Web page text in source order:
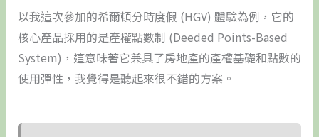
以我這次參加的希爾頓分時度假 (HGV) 體驗為例，它的
核心產品採用的是產權點數制 (Deeded Points-Based
System)，這意味著它兼具了房地產的產權基礎和點數的
使用彈性，我覺得是聽起來很不錯的方案。